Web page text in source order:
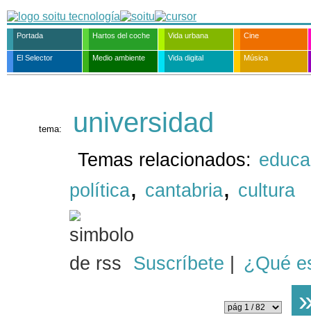
Portada Hartos del coche Vida urbana Cine
El Selector Medio ambiente Vida digital Música
tema: universidad
Temas relacionados:
política, cantabria, cultura
Suscríbete ¿Qué